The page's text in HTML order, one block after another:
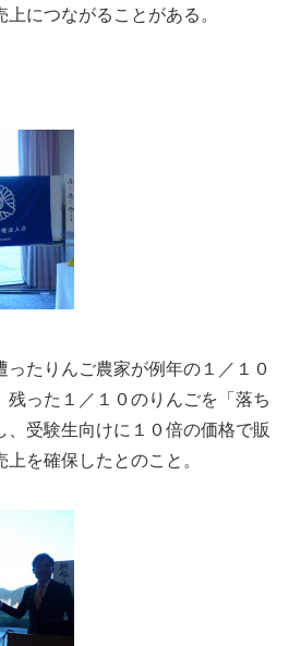
につながることがある。
たりんご農家が例年の１／１０
残った１／１０のりんごを「落ち
、受験生向けに１０倍の価格で販
上を確保したとのこと。